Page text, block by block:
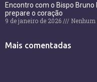
Encontro com o Bispo
prepare o coração
9 de janeiro de 2026
Mais comentadas